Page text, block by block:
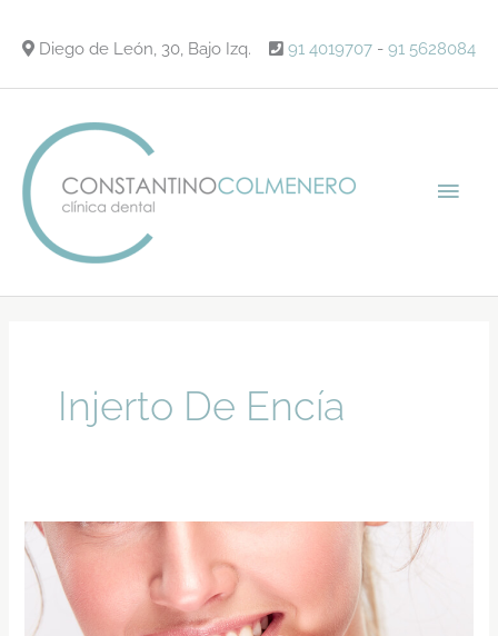
Diego de León, 30, Bajo Izq. 91 4019707 - 91 5628084
Injerto De Encía
Recesión
gingival.
¿Por
qué